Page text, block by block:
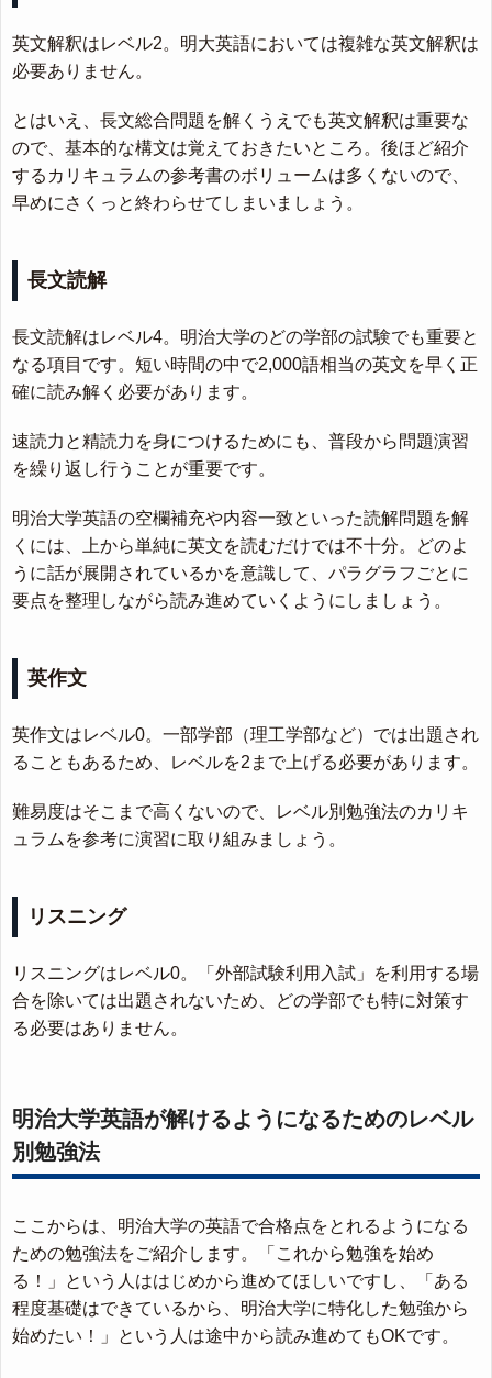
英文解釈はレベル2。明大英語においては複雑な英文解釈は
必要ありません。
とはいえ、長文総合問題を解くうえでも英文解釈は重要な
ので、基本的な構文は覚えておきたいところ。後ほど紹介
するカリキュラムの参考書のボリュームは多くないので、
早めにさくっと終わらせてしまいましょう。
長文読解
長文読解はレベル4。明治大学のどの学部の試験でも重要と
なる項目です。短い時間の中で2,000語相当の英文を早く正
確に読み解く必要があります。
速読力と精読力を身につけるためにも、普段から問題演習
を繰り返し行うことが重要です。
明治大学英語の空欄補充や内容一致といった読解問題を解
くには、上から単純に英文を読むだけでは不十分。どのよ
うに話が展開されているかを意識して、パラグラフごとに
要点を整理しながら読み進めていくようにしましょう。
英作文
英作文はレベル0。一部学部（理工学部など）では出題され
ることもあるため、レベルを2まで上げる必要があります。
難易度はそこまで高くないので、レベル別勉強法のカリキ
ュラムを参考に演習に取り組みましょう。
リスニング
リスニングはレベル0。「外部試験利用入試」を利用する場
合を除いては出題されないため、どの学部でも特に対策す
る必要はありません。
明治大学英語が解けるようになるためのレベル
別勉強法
ここからは、明治大学の英語で合格点をとれるようになる
ための勉強法をご紹介します。「これから勉強を始め
る！」という人ははじめから進めてほしいですし、「ある
程度基礎はできているから、明治大学に特化した勉強から
始めたい！」という人は途中から読み進めてもOKです。